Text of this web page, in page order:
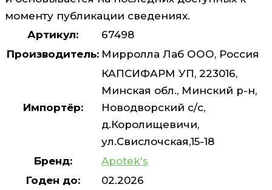
моменту публикации сведениях.
Артикул:
67498
Производитель: Мирролла Лаб ООО, Россия
Импортёр:
КАПСИФАРМ УП, 223016,
Минская обл., Минский р-н,
Новодворский с/с,
д.Королищевичи,
ул.Свислочская,15-18
Бренд:
Apotek's
Годен до:
02.2026